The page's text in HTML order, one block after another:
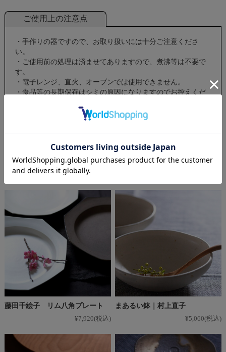
ご使用上の注意点
・手作りの器ですので、お取り扱いには十分ご注意くださ
い。
・ご使用前の処理は済ませてありますので、煮沸等は不要で
す。
・電子レンジ、直火、オーブンでは使用できません。
・食品等の長期保存はシミの原因になりますのでお控えくだ
・スプーン等金属製のもので擦れると跡が残ることがありま
・木製のカトラリーのご使用をお勧め致します。
この商品を見た人はこんな商品も見ています
藤田千絵子 リム八角プレート
¥7,920(税込)
まあるい鉢｜村上直子
¥5,060(税込)